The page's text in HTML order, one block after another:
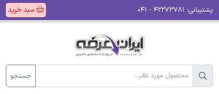
پشتیبانی: سبد خرید
جستجو